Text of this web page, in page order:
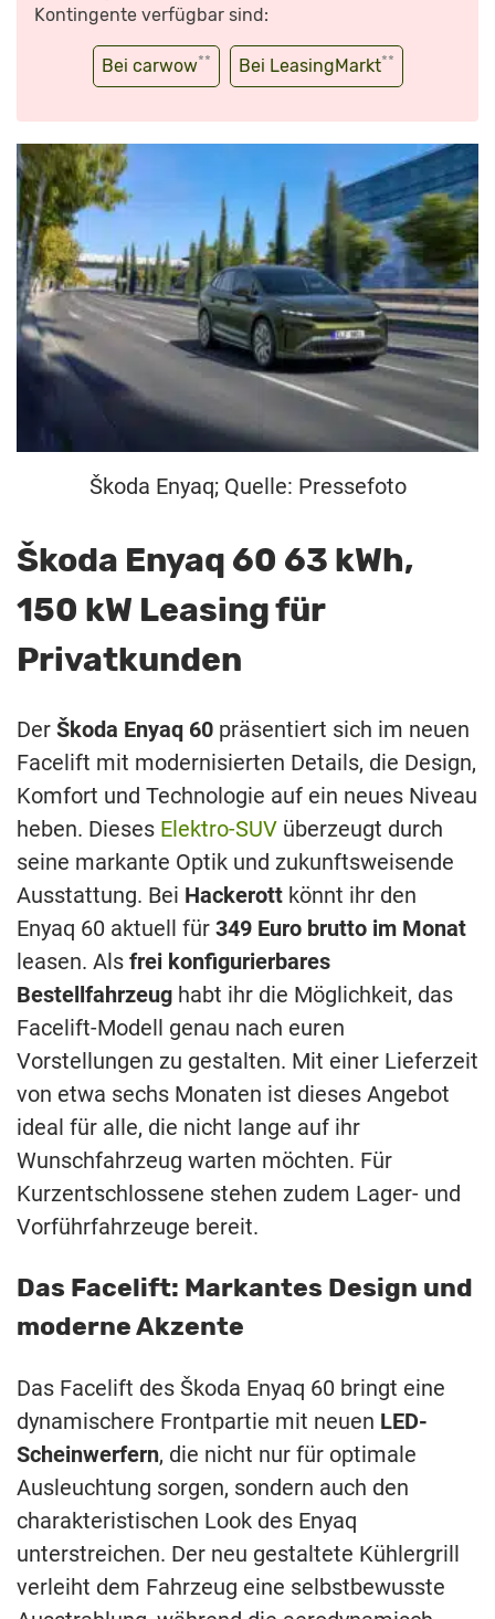
Kontingente verfügbar sind:
Bei carwow** Bei LeasingMarkt**
Škoda Enyaq; Quelle: Pressefoto
Škoda Enyaq 60 63 kWh,
150 kW Leasing für
Privatkunden
Der Škoda Enyaq 60 präsentiert sich im neuen
Facelift mit modernisierten Details, die Design,
Komfort und Technologie auf ein neues Niveau
heben. Dieses Elektro-SUV überzeugt durch
seine markante Optik und zukunftsweisende
Ausstattung. Bei Hackerott könnt ihr den
Enyaq 60 aktuell für 349 Euro brutto im Monat
leasen. Als frei konfigurierbares
Bestellfahrzeug habt ihr die Möglichkeit, das
Facelift-Modell genau nach euren
Vorstellungen zu gestalten. Mit einer Lieferzeit
von etwa sechs Monaten ist dieses Angebot
ideal für alle, die nicht lange auf ihr
Wunschfahrzeug warten möchten. Für
Kurzentschlossene stehen zudem Lager- und
Vorführfahrzeuge bereit.
Das Facelift: Markantes Design und
moderne Akzente
Das Facelift des Škoda Enyaq 60 bringt eine
dynamischere Frontpartie mit neuen LED-
Scheinwerfern, die nicht nur für optimale
Ausleuchtung sorgen, sondern auch den
charakteristischen Look des Enyaq
unterstreichen. Der neu gestaltete Kühlergrill
verleiht dem Fahrzeug eine selbstbewusste